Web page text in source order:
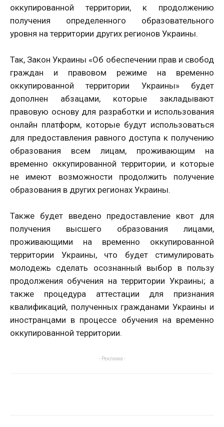
оккупированной территории, к продолжению
получения определенного образовательного
уровня на территории других регионов Украины.
Так, Закон Украины «Об обеспечении прав и свобод
граждан и правовом режиме на временно
оккупированной территории Украины» будет
дополнен абзацами, которые закладывают
правовую основу для разработки и использования
онлайн платформ, которые будут использоваться
для предоставления равного доступа к получению
образования всем лицам, проживающим на
временно оккупированной территории, и которые
не имеют возможности продолжить получение
образования в других регионах Украины.
Также будет введено предоставление квот для
получения высшего образования лицами,
проживающими на временно оккупированной
территории Украины, что будет стимулировать
молодежь сделать осознанный выбор в пользу
продолжения обучения на территории Украины; а
также процедура аттестации для признания
квалификаций, полученных гражданами Украины и
иностранцами в процессе обучения на временно
оккупированной территории.
- Реклама -